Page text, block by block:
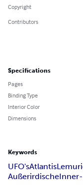
Copyright
Contributors
Specifications
Pages
Binding Type
Interior Color
Dimensions
Keywords
UFO'sAtlantis
Außerirdische